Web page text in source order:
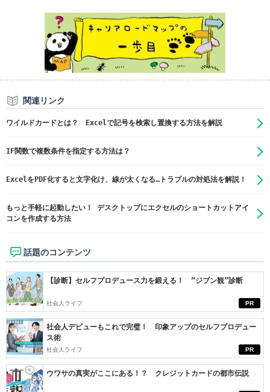
関連リンク
ワイルドカードとは？ Excelで記号を検索し置換する方法を解説
IF関数で複数条件を指定する方法は？
ExcelをPDF化すると文字化け、線が太くなる…トラブルの対処法を解説！
もっと手軽に起動したい！ デスクトップにエクセルのショートカットアイ
コンを作成する方法
話題のコンテンツ
PR
【診断】セルフプロデュース力を鍛える！ “ジブン観”診断
社会人ライフ
PR
社会人デビューもこれで完璧！ 印象アップのセルフプロデュー
ス術
社会人ライフ
ウワサの真実がここにある！？ クレジットカードの都市伝説